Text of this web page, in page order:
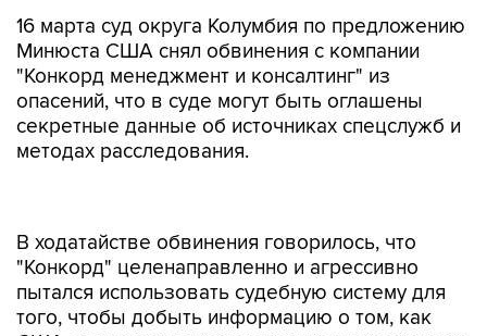
16 марта суд округа Колумбия по предложению
Минюста США снял обвинения с компании
"Конкорд менеджмент и консалтинг" из
опасений, что в суде могут быть оглашены
секретные данные об источниках спецслужб и
методах расследования.
пытался использовать судебную систему для
того, чтобы добыть информацию о том, как
США выявляют и предотвращают иностранное
вмешательство в выборы".